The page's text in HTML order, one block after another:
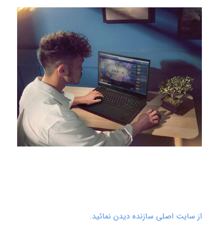
از سایت اصلی سازنده دیدن نمائید.